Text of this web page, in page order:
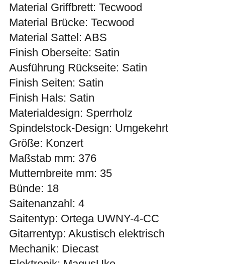
Material Griffbrett: Tecwood
Material Brücke: Tecwood
Material Sattel: ABS
Finish Oberseite: Satin
Ausführung Rückseite: Satin
Finish Seiten: Satin
Finish Hals: Satin
Materialdesign: Sperrholz
Spindelstock-Design: Umgekehrt
Größe: Konzert
Maßstab mm: 376
Mutternbreite mm: 35
Bünde: 18
Saitenanzahl: 4
Saitentyp: Ortega UWNY-4-CC
Gitarrentyp: Akustisch elektrisch
Mechanik: Diecast